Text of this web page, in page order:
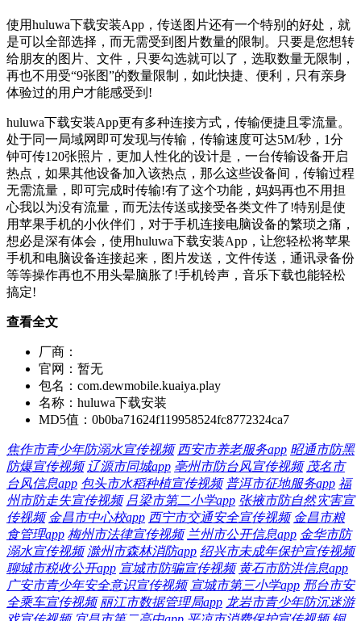
使用huluwa下载安装App，传送图片还有一个特别的好处，就
是可以全部选择，而无需受到图片数量的限制。只要是您想转
给朋友的图片、文件，只要勾选就可以了，选取数量无限制，
再也不用受“9张图”的数量限制，如此快捷、便利，只有亲身
体验过的用户才能感受到!
huluwa下载安装App更有多种连接方式，传输便捷且零流量。
处于同一局域网即可发现与传输，传输速度可达5M/秒，1分
钟可传120张照片，更加人性化的设计是，一台传输设备开启
热点，如果其他设备加入该热点，那么这些设备间，传输过程
无需流量，即可完成时传输!有了这个功能，妈妈再也不用担
心我以为没有流量，而无法传送或接受各类文件了!特别是使
用苹果手机的小伙伴们，对于手机连接电脑设备的繁琐之痛，
想必是深有体会，使用huluwa下载安装App，让您轻松将苹果
手机和电脑设备连接起来，图片发送，文件传送，通讯录备份
等等操作再也不用头晕脑胀了!手机铃声，音乐下载也能轻松
搞定!
查看全文
厂商：
官网： 暂无
包名： com.dewmobile.kuaiya.play
名称： huluwa下载安装
MD5值： 0b0ba71624f119958524fc8772324ca7
焦作市青少年防溺水宣传视频 西安市养老服务app 昭通市防黑
防爆宣传视频 辽源市同城app 亳州市防台风宣传视频 茂名市
台风信息app 包头市水稻种植宣传视频 普洱市征地服务app 福
州市防走失宣传视频 吕梁市第二小学app 张掖市防自然灾害宣
传视频 金昌市中心校app 西宁市交通安全宣传视频 金昌市粮
食管理app 梅州市法律宣传视频 兰州市公开信息app 金华市防
溺水宣传视频 滁州市森林消防app 绍兴市未成年保护宣传视频
聊城市税收公开app 宣城市防骗宣传视频 黄石市防洪信息app
广安市青少年安全意识宣传视频 宣城市第三小学app 邢台市安
全乘车宣传视频 丽江市数据管理局app 龙岩市青少年防沉迷游